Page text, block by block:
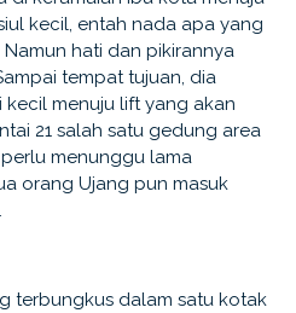
kecil, entah nada apa yang
hati dan pikirannya
tempat tujuan, dia
kecil menuju lift yang akan
21 salah satu gedung area
menunggu lama
orang Ujang pun masuk
terbungkus dalam satu kotak